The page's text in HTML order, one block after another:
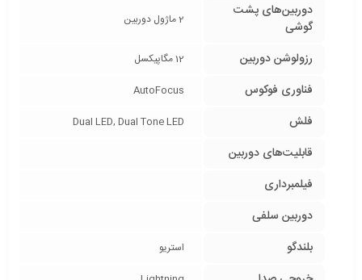
دوربین‌های پشت
گوشی
2 ماژول دوربین
رزولوشن دوربین 12 مگاپیکسل
فناوری فوکوس AutoFocus
فلش Dual LED, Dual Tone LED
قابلیت‌های دوربین
فیلمبرداری
دوربین سلفی
بلندگو
استریو